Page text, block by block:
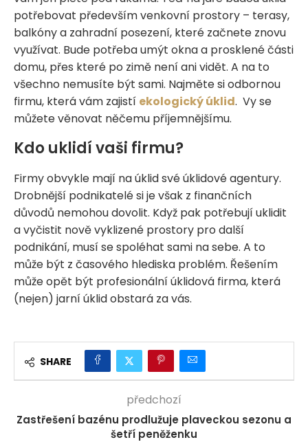
potřebovat především venkovní prostory – terasy,
balkóny a zahradní posezení, které začnete znovu
využívat. Bude potřeba umýt okna a prosklené části
domu, přes které po zimě není ani vidět. A na to
všechno nemusíte být sami. Najměte si odbornou
firmu, která vám zajistí ekologický úklid. Vy se
můžete věnovat něčemu příjemnějšímu.
Kdo uklidí vaši firmu?
Firmy obvykle mají na úklid své úklidové agentury.
Drobnější podnikatelé si je však z finančních
důvodů nemohou dovolit. Když pak potřebují uklidit
a vyčistit nově vyklizené prostory pro další
podnikání, musí se spoléhat sami na sebe. A to
může být z časového hlediska problém. Řešením
může opět být profesionální úklidová firma, která
(nejen) jarní úklid obstará za vás.
SHARE
předchozí
Zastřešení bazénu prodlužuje plaveckou sezonu a
šetří peněženku